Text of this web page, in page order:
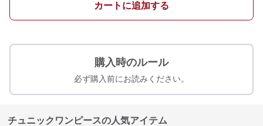
カートに追加する
購入時のルール
必ず購入前にお読みください。
チュニックワンピースの人気アイテム